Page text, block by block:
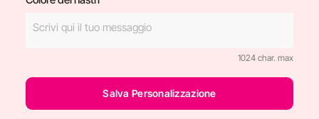
1024 char. max
Salva Personalizzazione